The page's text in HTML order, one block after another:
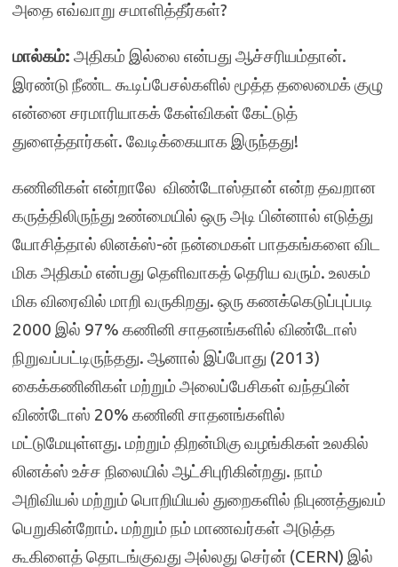
அதை எவ்வாறு சமாளித்தீர்கள்?
மால்கம்: அதிகம் இல்லை என்பது ஆச்சரியம்தான்.
இரண்டு நீண்ட கூடிப்பேசல்களில் மூத்த தலைமைக் குழு
என்னை சரமாரியாகக் கேள்விகள் கேட்டுத்
துளைத்தார்கள். வேடிக்கையாக இருந்தது!
கணினிகள் என்றாலே விண்டோஸ்தான் என்ற தவறான
கருத்திலிருந்து உண்மையில் ஒரு அடி பின்னால் எடுத்து
யோசித்தால் லினக்ஸ்-ன் நன்மைகள் பாதகங்களை விட
மிக அதிகம் என்பது தெளிவாகத் தெரிய வரும். உலகம்
மிக விரைவில் மாறி வருகிறது. ஒரு கணக்கெடுப்புப்படி
2000 இல் 97% கணினி சாதனங்களில் விண்டோஸ்
நிறுவப்பட்டிருந்தது. ஆனால் இப்போது (2013)
கைக்கணினிகள் மற்றும் அலைப்பேசிகள் வந்தபின்
விண்டோஸ் 20% கணினி சாதனங்களில்
மட்டுமேயுள்ளது. மற்றும் திறன்மிகு வழங்கிகள் உலகில்
லினக்ஸ் உச்ச நிலையில் ஆட்சிபுரிகின்றது. நாம்
அறிவியல் மற்றும் பொறியியல் துறைகளில் நிபுணத்துவம்
பெறுகின்றோம். மற்றும் நம் மாணவர்கள் அடுத்த
கூகிளைத் தொடங்குவது அல்லது செர்ன் (CERN) இல்